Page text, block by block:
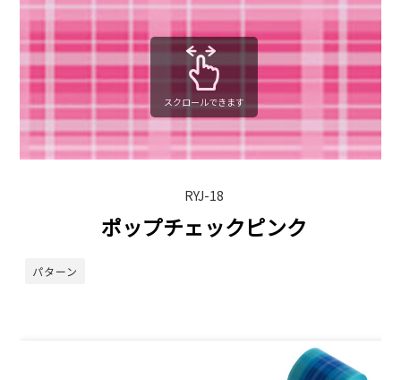
スクロールできます
RYJ-18
ポップチェックピンク
パターン